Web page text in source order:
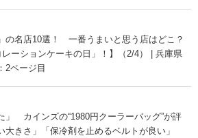
の名店10選！ 一番うまいと思う店はどこ？
レーションケーキの日」！】（2/4） | 兵庫県
2ページ目
」 カインズの“1980円クーラーバッグ”が評
きさ」「保冷剤を止めるベルトが良い」